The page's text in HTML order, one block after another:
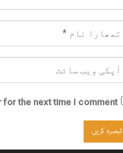
for the next time I comment.